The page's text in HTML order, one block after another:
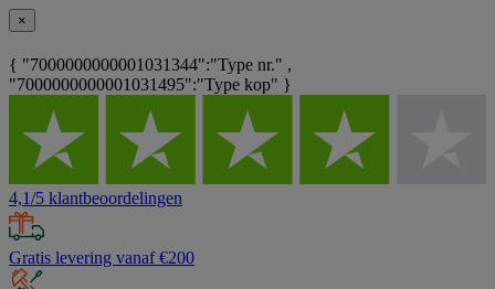
×
{ "7000000000001031344":"Type nr." ,
"7000000000001031495":"Type kop" }
4,1/5 klantbeoordelingen
Gratis levering vanaf €200